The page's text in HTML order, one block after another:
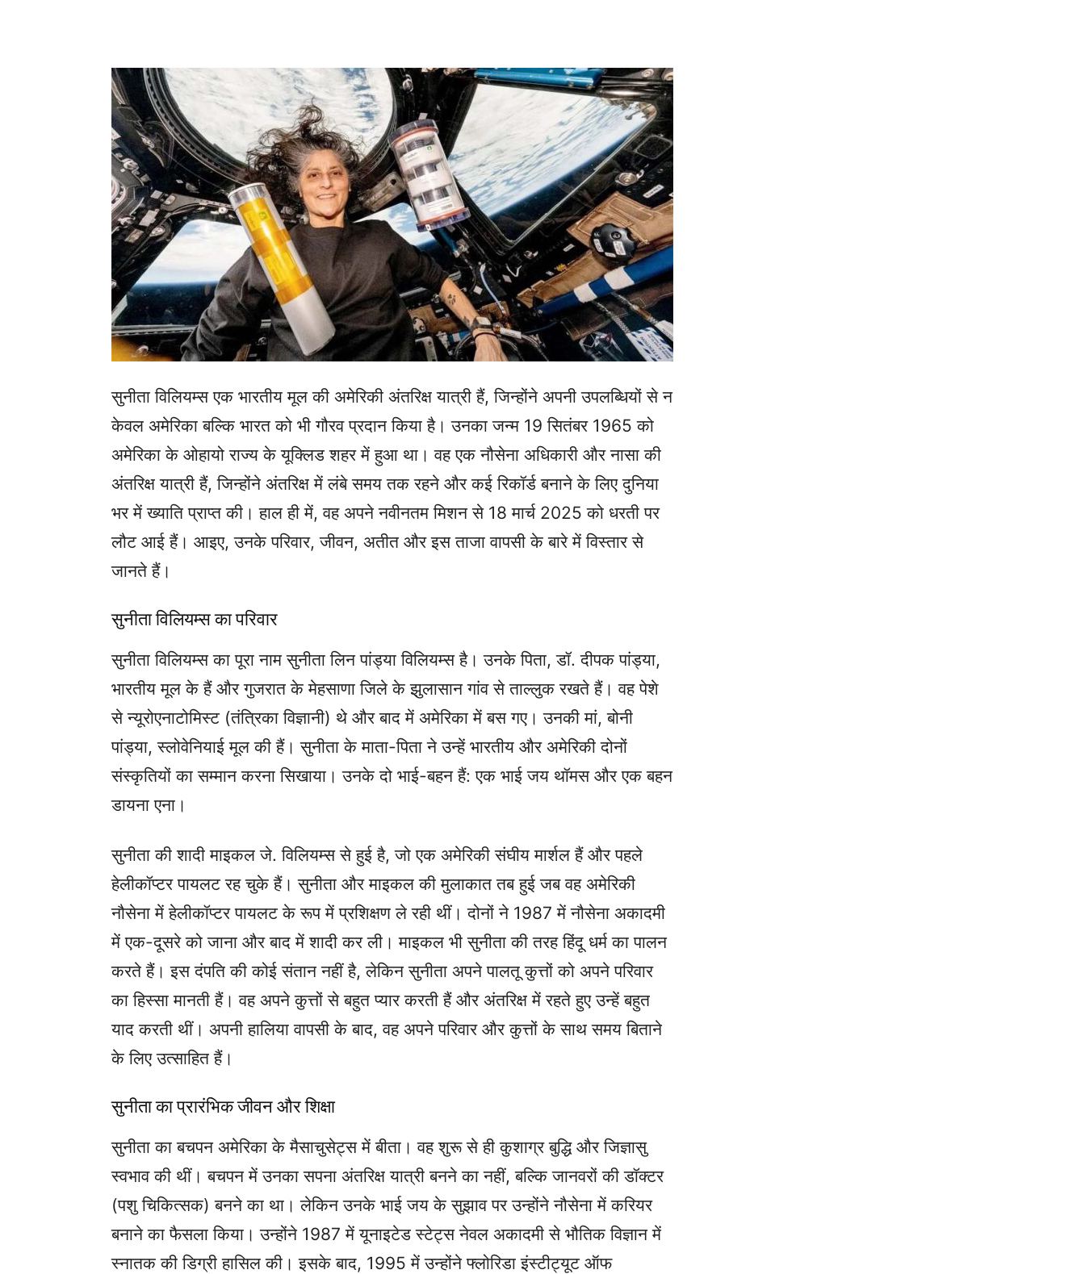
सुनीता विलियम्स एक भारतीय मूल की अमेरिकी अंतरिक्ष यात्री हैं, जिन्होंने अपनी उपलब्धियों से न
केवल अमेरिका बल्कि भारत को भी गौरव प्रदान किया है। उनका जन्म 19 सितंबर 1965 को
अमेरिका के ओहायो राज्य के यूक्लिड शहर में हुआ था। वह एक नौसेना अधिकारी और नासा की
अंतरिक्ष यात्री हैं, जिन्होंने अंतरिक्ष में लंबे समय तक रहने और कई रिकॉर्ड बनाने के लिए दुनिया
भर में ख्याति प्राप्त की। हाल ही में, वह अपने नवीनतम मिशन से 18 मार्च 2025 को धरती पर
लौट आई हैं। आइए, उनके परिवार, जीवन, अतीत और इस ताजा वापसी के बारे में विस्तार से
जानते हैं।
सुनीता विलियम्स का परिवार
सुनीता विलियम्स का पूरा नाम सुनीता लिन पांड्या विलियम्स है। उनके पिता, डॉ. दीपक पांड्या,
भारतीय मूल के हैं और गुजरात के मेहसाणा जिले के झुलासान गांव से ताल्लुक रखते हैं। वह पेशे
से न्यूरोएनाटोमिस्ट (तंत्रिका विज्ञानी) थे और बाद में अमेरिका में बस गए। उनकी मां, बोनी
पांड्या, स्लोवेनियाई मूल की हैं। सुनीता के माता-पिता ने उन्हें भारतीय और अमेरिकी दोनों
संस्कृतियों का सम्मान करना सिखाया। उनके दो भाई-बहन हैं: एक भाई जय थॉमस और एक बहन
डायना एना।
सुनीता की शादी माइकल जे. विलियम्स से हुई है, जो एक अमेरिकी संघीय मार्शल हैं और पहले
हेलीकॉप्टर पायलट रह चुके हैं। सुनीता और माइकल की मुलाकात तब हुई जब वह अमेरिकी
नौसेना में हेलीकॉप्टर पायलट के रूप में प्रशिक्षण ले रही थीं। दोनों ने 1987 में नौसेना अकादमी
में एक-दूसरे को जाना और बाद में शादी कर ली। माइकल भी सुनीता की तरह हिंदू धर्म का पालन
करते हैं। इस दंपति की कोई संतान नहीं है, लेकिन सुनीता अपने पालतू कुत्तों को अपने परिवार
का हिस्सा मानती हैं। वह अपने कुत्तों से बहुत प्यार करती हैं और अंतरिक्ष में रहते हुए उन्हें बहुत
याद करती थीं। अपनी हालिया वापसी के बाद, वह अपने परिवार और कुत्तों के साथ समय बिताने
के लिए उत्साहित हैं।
सुनीता का प्रारंभिक जीवन और शिक्षा
सुनीता का बचपन अमेरिका के मैसाचुसेट्स में बीता। वह शुरू से ही कुशाग्र बुद्धि और जिज्ञासु
स्वभाव की थीं। बचपन में उनका सपना अंतरिक्ष यात्री बनने का नहीं, बल्कि जानवरों की डॉक्टर
(पशु चिकित्सक) बनने का था। लेकिन उनके भाई जय के सुझाव पर उन्होंने नौसेना में करियर
बनाने का फैसला किया। उन्होंने 1987 में यूनाइटेड स्टेट्स नेवल अकादमी से भौतिक विज्ञान में
स्नातक की डिग्री हासिल की। इसके बाद, 1995 में उन्होंने फ्लोरिडा इंस्टीट्यूट ऑफ